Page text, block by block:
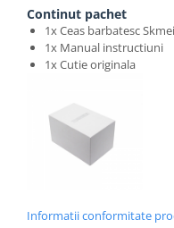
Continut pachet
1x Ceas barbatesc
1x Manual instructiuni
1x Cutie originala
Informatii conformitate